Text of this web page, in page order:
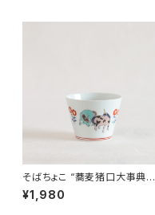
そばちょこ “蕎麦猪口大事典
色絵 ユニコーン” 波佐見焼
¥1,980